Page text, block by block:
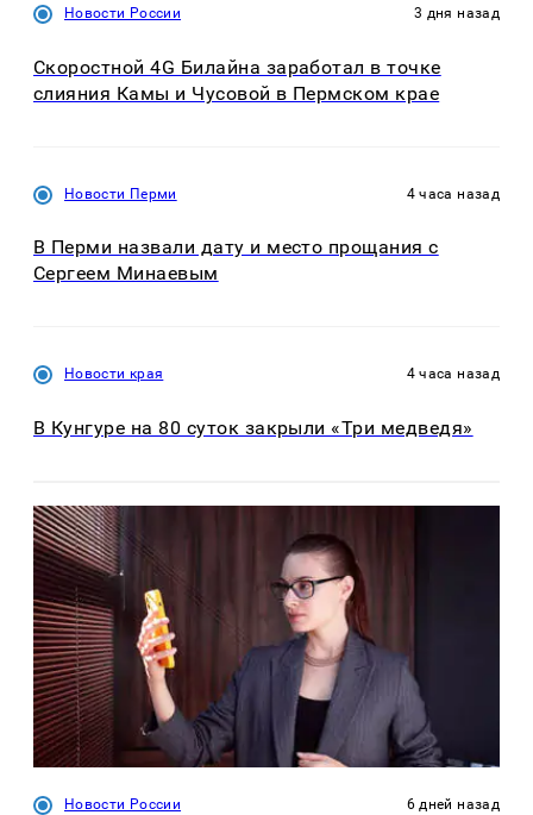
Новости России 3 дня назад
Скоростной 4G Билайна заработал в точке
слияния Камы и Чусовой в Пермском крае
Новости Перми 4 часа назад
В Перми назвали дату и место прощания с
Сергеем Минаевым
Новости края 4 часа назад
В Кунгуре на 80 суток закрыли «Три медведя»
Новости России 6 дней назад